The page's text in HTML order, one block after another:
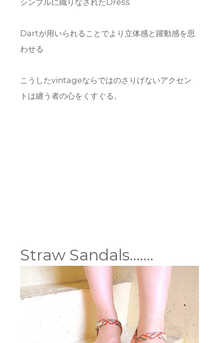
Dartが用いられることでより立体感と躍動感を思
わせる
こうしたvintageならではのさりげないアクセン
トは纏う者の心をくすぐる。
Straw Sandals…….